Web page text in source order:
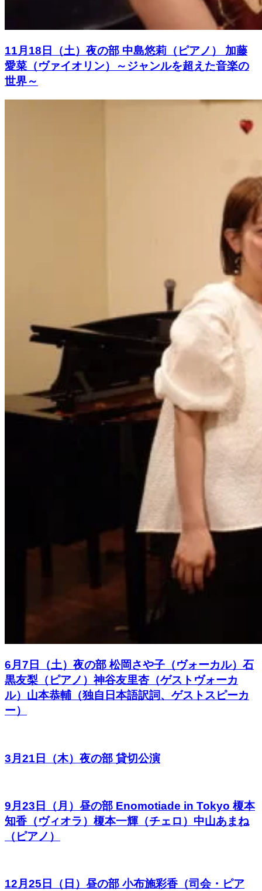
11月18日（土）夜の部 中島悠莉（ピアノ） 加藤
愛菜（ヴァイオリン）～ジャンルを超えた音楽の
世界～
6月7日（土）夜の部 松岡さや子（ヴォーカル）石
黒友梨（ピアノ）神谷友里杏（ゲストヴォーカ
ル）山本恭輔（独自日本語訳詞、ゲストスピーカ
ー）
3月21日（木）夜の部 貸切公演
9月23日（月）昼の部 Enomotiade in Tokyo 榎本
知香（ヴィオラ）榎本一輝（チェロ）中山あまね
（ピアノ）
12月25日（日）昼の部 小布施彩香（司会・ピア